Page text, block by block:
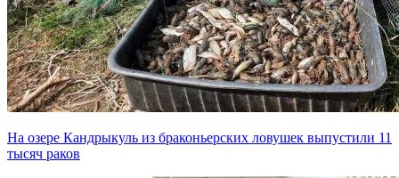
На озере Кандрыкуль из браконьерских ловушек выпустили 11
тысяч раков